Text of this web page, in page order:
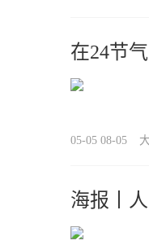
在24节
05-05 08-05
海报丨